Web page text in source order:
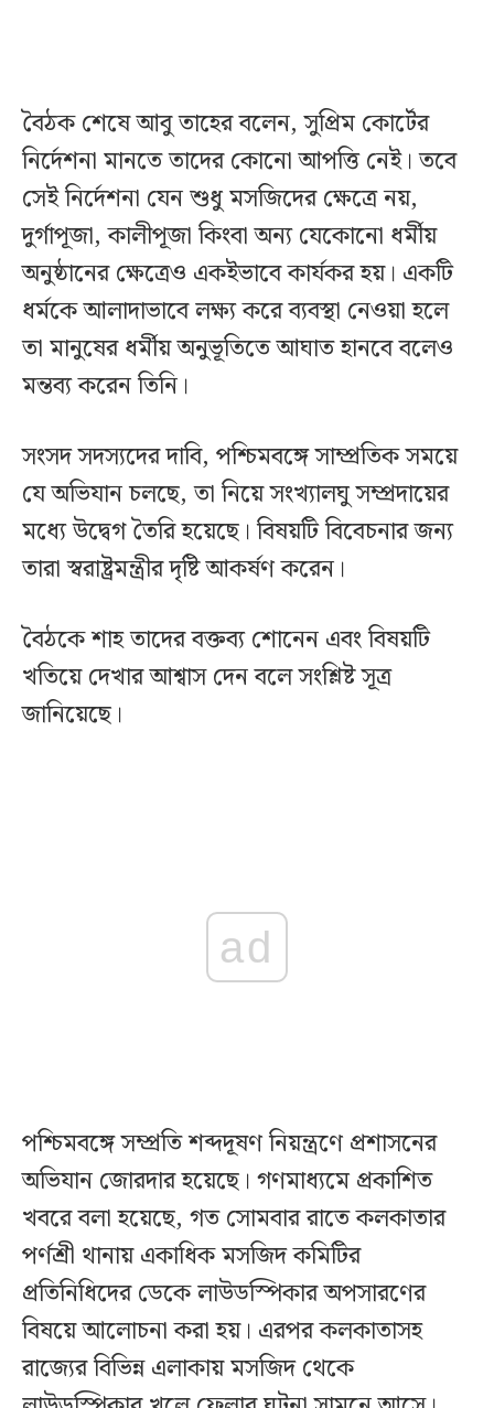
বৈঠক শেষে আবু তাহের বলেন, সুপ্রিম কোর্টের
নির্দেশনা মানতে তাদের কোনো আপত্তি নেই। তবে
সেই নির্দেশনা যেন শুধু মসজিদের ক্ষেত্রে নয়,
দুর্গাপূজা, কালীপূজা কিংবা অন্য যেকোনো ধর্মীয়
অনুষ্ঠানের ক্ষেত্রেও একইভাবে কার্যকর হয়। একটি
ধর্মকে আলাদাভাবে লক্ষ্য করে ব্যবস্থা নেওয়া হলে
তা মানুষের ধর্মীয় অনুভূতিতে আঘাত হানবে বলেও
মন্তব্য করেন তিনি।
সংসদ সদস্যদের দাবি, পশ্চিমবঙ্গে সাম্প্রতিক সময়ে
যে অভিযান চলছে, তা নিয়ে সংখ্যালঘু সম্প্রদায়ের
মধ্যে উদ্বেগ তৈরি হয়েছে। বিষয়টি বিবেচনার জন্য
তারা স্বরাষ্ট্রমন্ত্রীর দৃষ্টি আকর্ষণ করেন।
বৈঠকে শাহ তাদের বক্তব্য শোনেন এবং বিষয়টি
খতিয়ে দেখার আশ্বাস দেন বলে সংশ্লিষ্ট সূত্র
জানিয়েছে।‌
ad
পশ্চিমবঙ্গে সম্প্রতি শব্দদূষণ নিয়ন্ত্রণে প্রশাসনের
অভিযান জোরদার হয়েছে। গণমাধ্যমে প্রকাশিত
খবরে বলা হয়েছে, গত সোমবার রাতে কলকাতার
পর্ণশ্রী থানায় একাধিক মসজিদ কমিটির
প্রতিনিধিদের ডেকে লাউডস্পিকার অপসারণের
বিষয়ে আলোচনা করা হয়। এরপর কলকাতাসহ
রাজ্যের বিভিন্ন এলাকায় মসজিদ থেকে